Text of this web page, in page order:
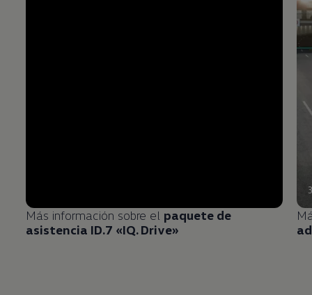
Más información sobre el paquete de
asistencia ID.7 «IQ. Drive»